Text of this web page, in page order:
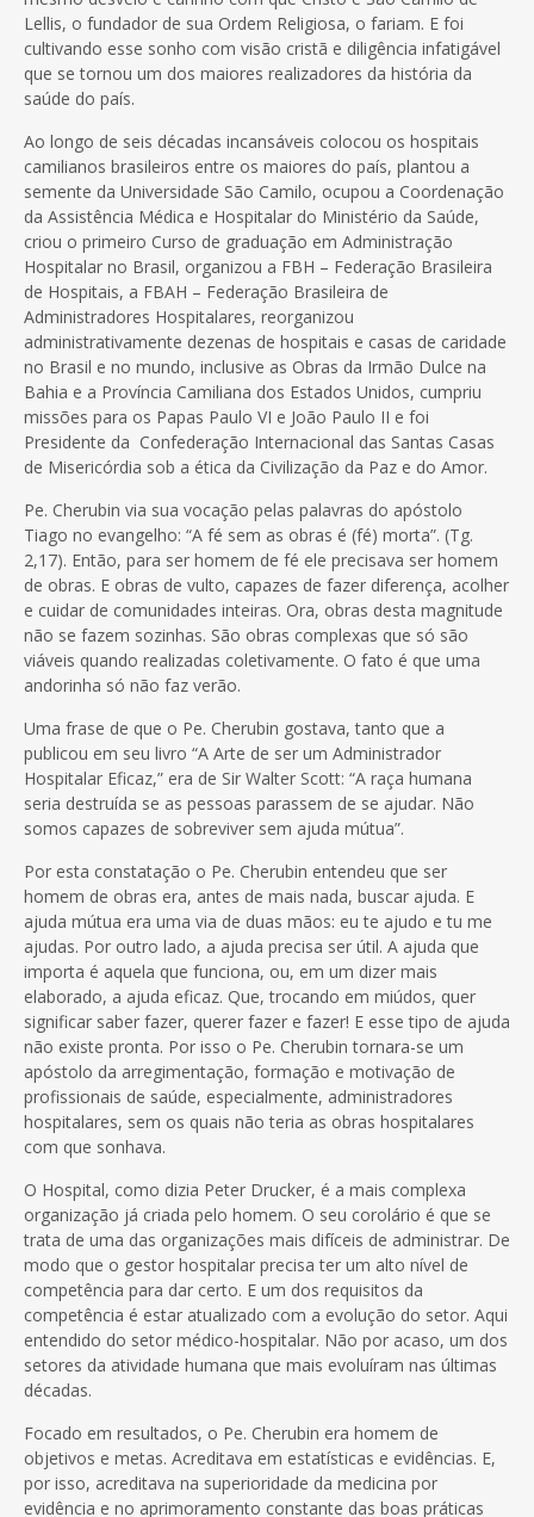
Lellis, o fundador de sua Ordem Religiosa, o fariam. E foi
cultivando esse sonho com visão cristã e diligência infatigável
que se tornou um dos maiores realizadores da história da
saúde do país.
Ao longo de seis décadas incansáveis colocou os hospitais
camilianos brasileiros entre os maiores do país, plantou a
semente da Universidade São Camilo, ocupou a Coordenação
da Assistência Médica e Hospitalar do Ministério da Saúde,
criou o primeiro Curso de graduação em Administração
Hospitalar no Brasil, organizou a FBH – Federação Brasileira
de Hospitais, a FBAH – Federação Brasileira de
Administradores Hospitalares, reorganizou
administrativamente dezenas de hospitais e casas de caridade
no Brasil e no mundo, inclusive as Obras da Irmão Dulce na
Bahia e a Província Camiliana dos Estados Unidos, cumpriu
missões para os Papas Paulo VI e João Paulo II e foi
Presidente da Confederação Internacional das Santas Casas
de Misericórdia sob a ética da Civilização da Paz e do Amor.
Pe. Cherubin via sua vocação pelas palavras do apóstolo
Tiago no evangelho: “A fé sem as obras é (fé) morta”. (Tg.
2,17). Então, para ser homem de fé ele precisava ser homem
de obras. E obras de vulto, capazes de fazer diferença, acolher
e cuidar de comunidades inteiras. Ora, obras desta magnitude
não se fazem sozinhas. São obras complexas que só são
viáveis quando realizadas coletivamente. O fato é que uma
andorinha só não faz verão.
Uma frase de que o Pe. Cherubin gostava, tanto que a
publicou em seu livro “A Arte de ser um Administrador
Hospitalar Eficaz,” era de Sir Walter Scott: “A raça humana
seria destruída se as pessoas parassem de se ajudar. Não
somos capazes de sobreviver sem ajuda mútua”.
Por esta constatação o Pe. Cherubin entendeu que ser
homem de obras era, antes de mais nada, buscar ajuda. E
ajuda mútua era uma via de duas mãos: eu te ajudo e tu me
ajudas. Por outro lado, a ajuda precisa ser útil. A ajuda que
importa é aquela que funciona, ou, em um dizer mais
elaborado, a ajuda eficaz. Que, trocando em miúdos, quer
significar saber fazer, querer fazer e fazer! E esse tipo de ajuda
não existe pronta. Por isso o Pe. Cherubin tornara-se um
apóstolo da arregimentação, formação e motivação de
profissionais de saúde, especialmente, administradores
hospitalares, sem os quais não teria as obras hospitalares
com que sonhava.
O Hospital, como dizia Peter Drucker, é a mais complexa
organização já criada pelo homem. O seu corolário é que se
trata de uma das organizações mais difíceis de administrar. De
modo que o gestor hospitalar precisa ter um alto nível de
competência para dar certo. E um dos requisitos da
competência é estar atualizado com a evolução do setor. Aqui
entendido do setor médico-hospitalar. Não por acaso, um dos
setores da atividade humana que mais evoluíram nas últimas
décadas.
Focado em resultados, o Pe. Cherubin era homem de
objetivos e metas. Acreditava em estatísticas e evidências. E,
por isso, acreditava na superioridade da medicina por
evidência e no aprimoramento constante das boas práticas